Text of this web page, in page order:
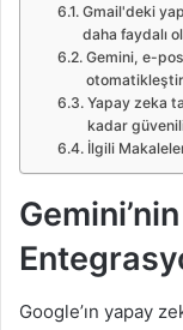
Gmail'deki
daha faydalı
Gemini, e-
Yapay zeka
kadar
İlgili
Google’ın yapay